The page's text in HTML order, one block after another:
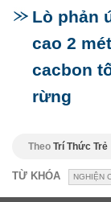
Lò phản
cao 2
cacbon
rừng
Theo Trí Thức Trẻ
TỪ KHÓA NGHIỆN